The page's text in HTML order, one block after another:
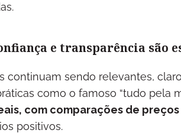
e transparência são
continuam sendo relevantes,
como o famoso “tudo pela
com comparações de
positivos.